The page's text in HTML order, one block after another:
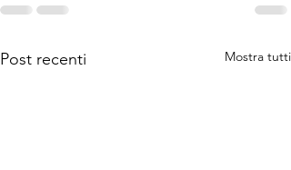
Post recenti Mostra tutti